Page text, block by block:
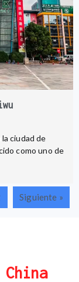
ciudad de
como uno de
Siguiente »